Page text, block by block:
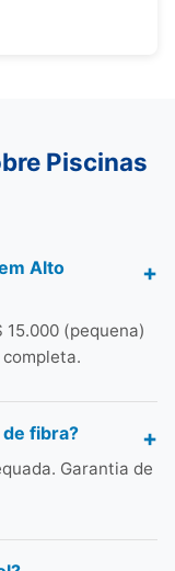
Piscinas
Alto
15.000 (pequena)
fibra?
Garantia de